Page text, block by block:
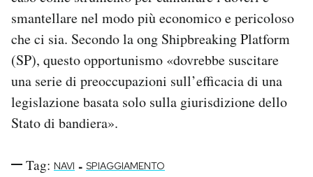
smantellare nel modo più economico e pericoloso
che ci sia. Secondo la ong Shipbreaking Platform
(SP), questo opportunismo «dovrebbe suscitare
una serie di preoccupazioni sull’efficacia di una
legislazione basata solo sulla giurisdizione dello
Stato di bandiera».
Tag: NAVI - SPIAGGIAMENTO